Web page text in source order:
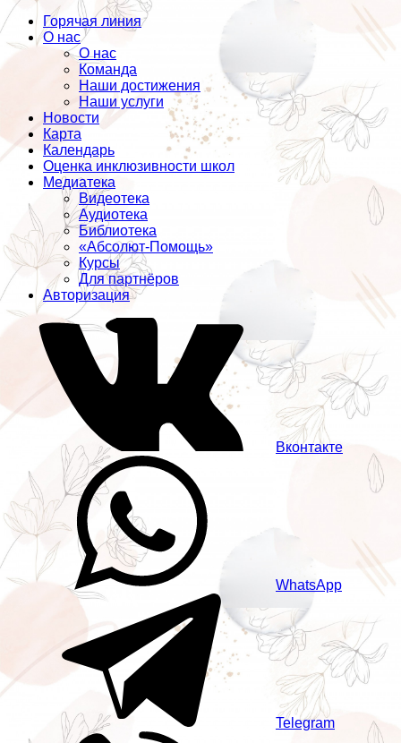
Горячая линия
О нас
О нас
Команда
Наши достижения
Наши услуги
Новости
Карта
Календарь
Оценка инклюзивности школ
Медиатека
Видеотека
Аудиотека
Библиотека
«Абсолют-Помощь»
Курсы
Для партнёров
Авторизация
Вконтакте
WhatsApp
Telegram